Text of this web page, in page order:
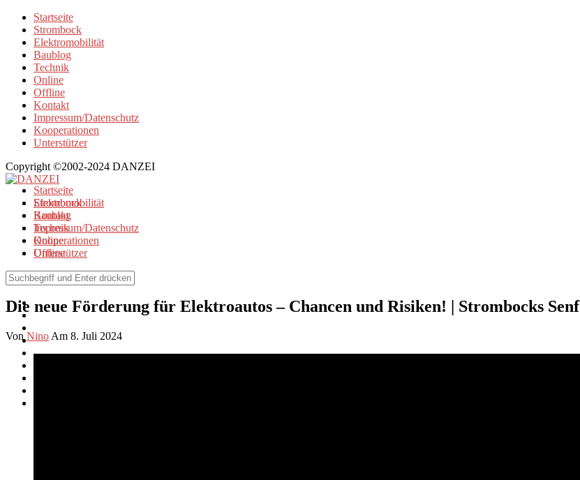
Startseite
Strombock
Elektromobilität
Baublog
Technik
Online
Offline
Kontakt
Impressum/Datenschutz
Kooperationen
Unterstützer
Copyright ©2002-2024 DANZEI
Startseite
Strombock
Kontakt
Impressum/Datenschutz
Kooperationen
Unterstützer
Elektromobilität
Baublog
Technik
Online
Offline
Elektromobilität
Die neue Förderung für Elektroautos – Chancen und Risiken! | Strombocks Senf
Von Nino Am 8. Juli 2024